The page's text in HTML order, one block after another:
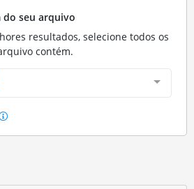
do seu arquivo
resultados, selecione todos os
contém.